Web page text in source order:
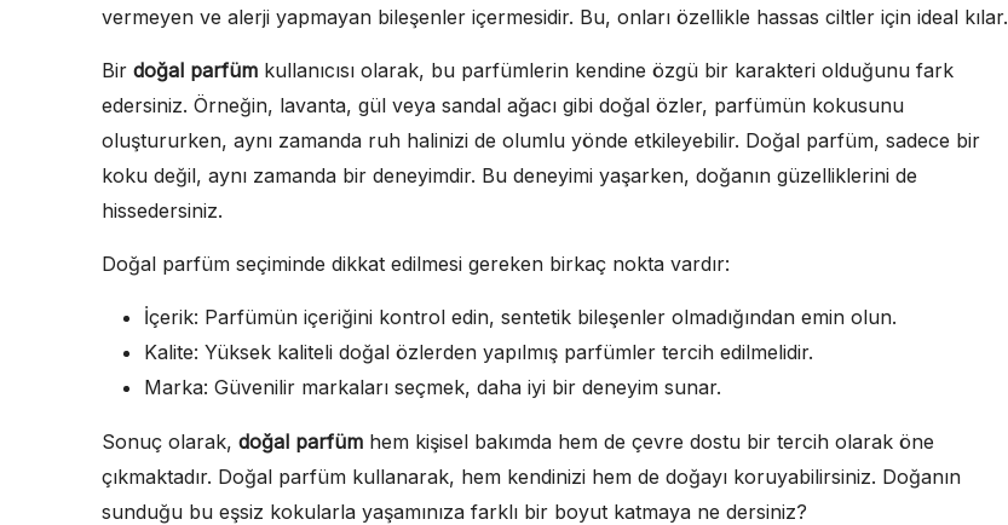
vermeyen ve alerji yapmayan bileşenler içermesidir. Bu, onları özellikle hassas ciltler için ideal kılar.
Bir doğal parfüm kullanıcısı olarak, bu parfümlerin kendine özgü bir karakteri olduğunu fark
edersiniz. Örneğin, lavanta, gül veya sandal ağacı gibi doğal özler, parfümün kokusunu
oluştururken, aynı zamanda ruh halinizi de olumlu yönde etkileyebilir. Doğal parfüm, sadece bir
koku değil, aynı zamanda bir deneyimdir. Bu deneyimi yaşarken, doğanın güzelliklerini de
hissedersiniz.
Doğal parfüm seçiminde dikkat edilmesi gereken birkaç nokta vardır:
İçerik: Parfümün içeriğini kontrol edin, sentetik bileşenler olmadığından emin olun.
Kalite: Yüksek kaliteli doğal özlerden yapılmış parfümler tercih edilmelidir.
Marka: Güvenilir markaları seçmek, daha iyi bir deneyim sunar.
Sonuç olarak, doğal parfüm hem kişisel bakımda hem de çevre dostu bir tercih olarak öne
çıkmaktadır. Doğal parfüm kullanarak, hem kendinizi hem de doğayı koruyabilirsiniz. Doğanın
sunduğu bu eşsiz kokularla yaşamınıza farklı bir boyut katmaya ne dersiniz?